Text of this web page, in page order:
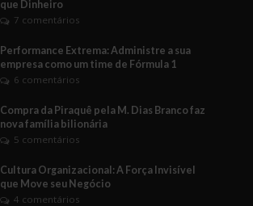
que Dinheiro
7 comentários
Performance Extrema: Administre a sua
empresa como um time de Fórmula 1
6 comentários
Compra da Piraquê pela M. Dias Branco faz
nova família bilionária
5 comentários
Cultura Organizacional: A Força Invisível
que Move seu Negócio
4 comentários